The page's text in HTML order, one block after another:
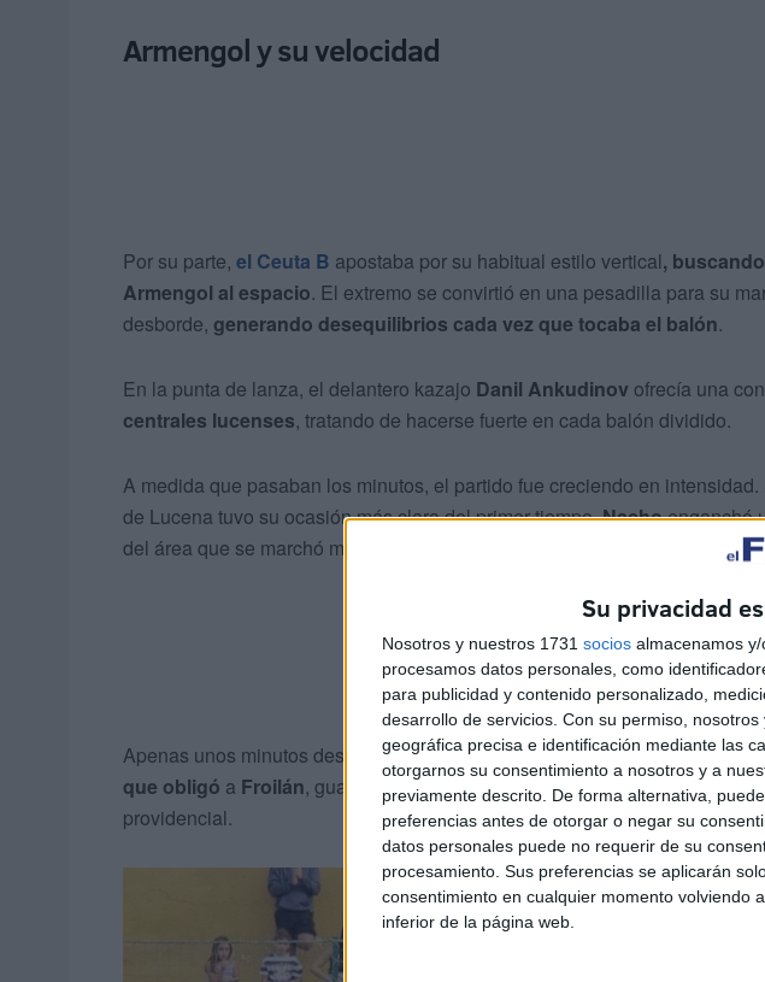
Su privacidad
Nosotros y nuestros 1731 socios almacenamos
procesamos datos personales, como
para publicidad y contenido personalizado,
desarrollo de servicios. Con su permiso,
geográfica precisa e identificación mediante las
otorgarnos su consentimiento a nosotros y a
previamente descrito. De forma alternativa,
preferencias antes de otorgar o negar su
datos personales puede no requerir de su
procesamiento. Sus preferencias se aplicarán
consentimiento en cualquier momento volviendo
inferior de la página web.
Armengol y su velocidad
Por su parte, el Ceuta B apostaba por su habitual estilo vertical,
Armengol al espacio. El extremo se convirtió en una pesadilla para su
desborde, generando desequilibrios cada vez que tocaba el balón.
En la punta de lanza, el delantero kazajo Danil Ankudinov ofrecía una
centrales lucenses, tratando de hacerse fuerte en cada balón dividido.
A medida que pasaban los minutos, el partido fue creciendo en
de Lucena tuvo su ocasión más clara del primer tiempo.Nachoenganchó
del área que se marchó muy cerca del palo.
Apenas unos minutos después,Gonzalo Guzmán también probó
que obligó a Froilán, guardameta visitante, a volar y enviar el balón a
providencial.